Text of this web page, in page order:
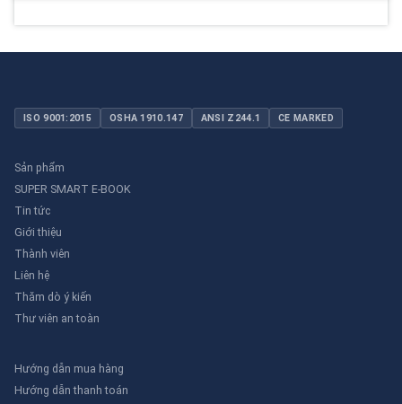
ISO 9001:2015 OSHA 1910.147 ANSI Z244.1 CE MARKED
Sản phẩm
SUPER SMART E-BOOK
Tin tức
Giới thiệu
Thành viên
Liên hệ
Thăm dò ý kiến
Thư viên an toàn
Hướng dẫn mua hàng
Hướng dẫn thanh toán